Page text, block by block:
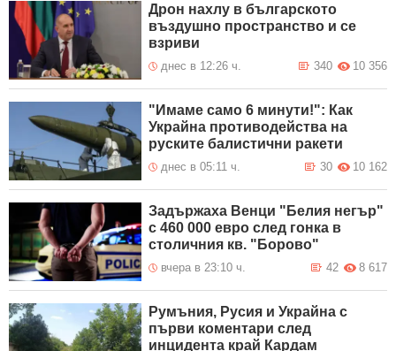
Дрон нахлу в българското
въздушно пространство и се
взриви
днес в 12:26 ч. 10 356
340
"Имаме само 6 минути!": Как
Украйна противодейства на
руските балистични ракети
днес в 05:11 ч. 10 162
30
Задържаха Венци "Белия негър"
с 460 000 евро след гонка в
столичния кв. "Борово"
вчера в 23:10 ч. 8 617
42
Румъния, Русия и Украйна с
първи коментари след
инцидента край Кардам